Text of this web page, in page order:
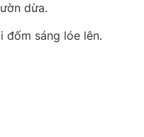
dừa.
đốm sáng lóe lên.